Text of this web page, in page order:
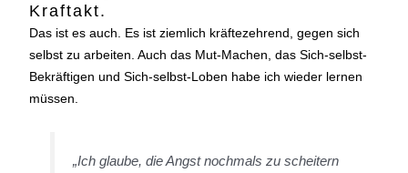
Kraftakt.
Das ist es auch. Es ist ziemlich kräftezehrend, gegen sich
selbst zu arbeiten. Auch das Mut-Machen, das Sich-selbst-
Bekräftigen und Sich-selbst-Loben habe ich wieder lernen
müssen.
„Ich glaube, die Angst nochmals zu scheitern